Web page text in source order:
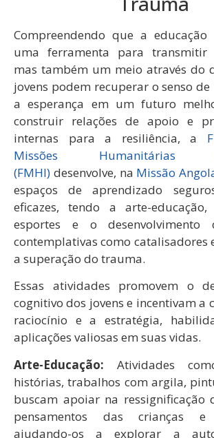
Compreendendo que a
uma ferramenta para transmitir
mas também um meio através do
jovens podem recuperar o senso
a esperança em um futuro
construir relações de apoio e
internas para a resiliência, a
Missões Humanitárias
(FMHI) desenvolve, na Missão
espaços de aprendizado
eficazes, tendo a arte-
esportes e o desenvolvimento
contemplativas como catalisadores
a superação do trauma.
Essas atividades promovem o
cognitivo dos jovens e incentivam a
raciocínio e a estratégia,
aplicações valiosas em suas vidas.
Arte-Educação: Atividades
histórias, trabalhos com argila,
buscam apoiar na ressignificação
pensamentos das crianças e
ajudando-os a explorar a